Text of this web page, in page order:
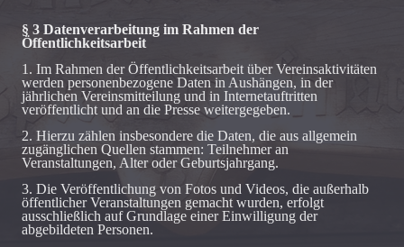
§ 3 Datenverarbeitung im Rahmen der
Öffentlichkeitsarbeit
1. Im Rahmen der Öffentlichkeitsarbeit über Vereinsaktivitäten
werden personenbezogene Daten in Aushängen, in der
jährlichen Vereinsmitteilung und in Internetauftritten
veröffentlicht und an die Presse weitergegeben.
2. Hierzu zählen insbesondere die Daten, die aus allgemein
zugänglichen Quellen stammen: Teilnehmer an
Veranstaltungen, Alter oder Geburtsjahrgang.
3. Die Veröffentlichung von Fotos und Videos, die außerhalb
öffentlicher Veranstaltungen gemacht wurden, erfolgt
ausschließlich auf Grundlage einer Einwilligung der
abgebildeten Personen.